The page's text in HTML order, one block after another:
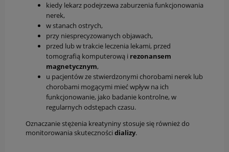
kiedy lekarz podejrzewa zaburzenia funkcjonowania
nerek,
w stanach ostrych,
przy niesprecyzowanych objawach,
przed lub w trakcie leczenia lekami, przed
tomografią komputerową i rezonansem
magnetycznym,
u pacjentów ze stwierdzonymi chorobami nerek lub
chorobami mogącymi mieć wpływ na ich
funkcjonowanie, jako badanie kontrolne, w
regularnych odstępach czasu.
Oznaczanie stężenia kreatyniny stosuje się również do
monitorowania skuteczności dializy.